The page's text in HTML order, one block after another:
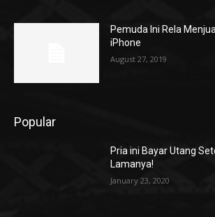
Pemuda Ini Rela
iPhone
August 27, 2019
Popular
Pria ini Bayar Utang
Lamanya!
January 23, 2020